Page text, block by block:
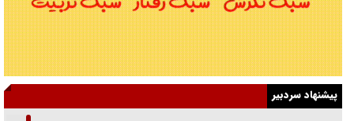
پیشنهاد سردبیر